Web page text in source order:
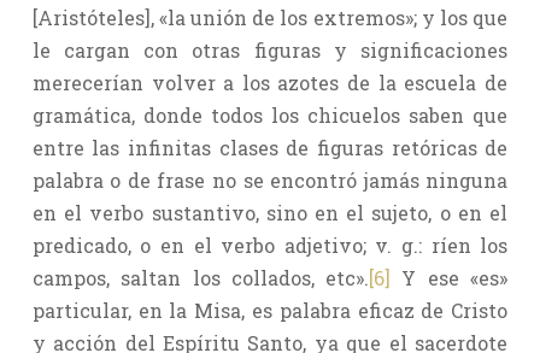
[Aristóteles], «la unión de los extremos»; y los que
le cargan con otras figuras y significaciones
merecerían volver a los azotes de la escuela de
gramática, donde todos los chicuelos saben que
entre las infinitas clases de figuras retóricas de
palabra o de frase no se encontró jamás ninguna
en el verbo sustantivo, sino en el sujeto, o en el
predicado, o en el verbo adjetivo; v. g.: ríen los
campos, saltan los collados, etc».[6]
Y ese «es»
particular, en la Misa, es palabra eficaz de Cristo
y acción del Espíritu Santo, ya que el sacerdote